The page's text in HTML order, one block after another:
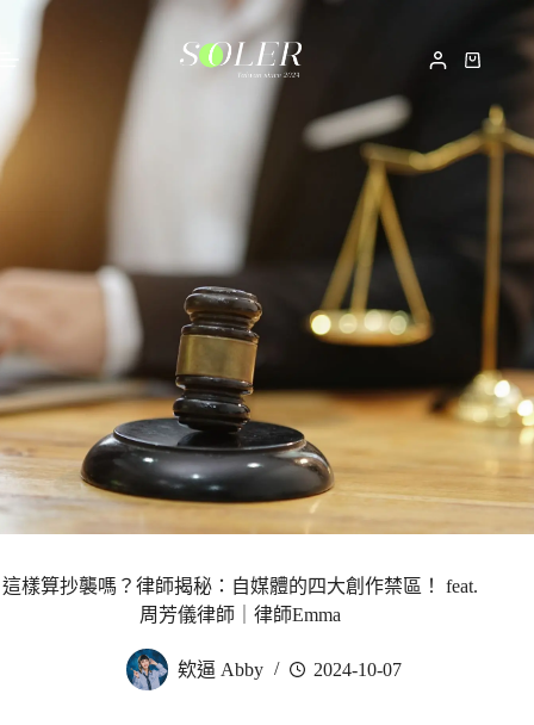
這樣算抄襲嗎？律師揭秘：自媒體的四大創作禁區！ feat.
周芳儀律師｜律師Emma
欸逼 Abby 2024-10-07